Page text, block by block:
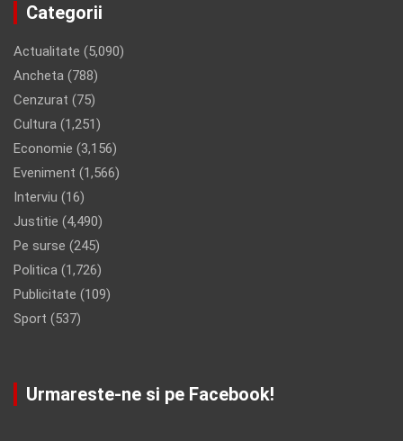
Categorii
Actualitate (5,090)
Ancheta (788)
Cenzurat (75)
Cultura (1,251)
Economie (3,156)
Eveniment (1,566)
Interviu (16)
Justitie (4,490)
Pe surse (245)
Politica (1,726)
Publicitate (109)
Sport (537)
Urmareste-ne si pe Facebook!